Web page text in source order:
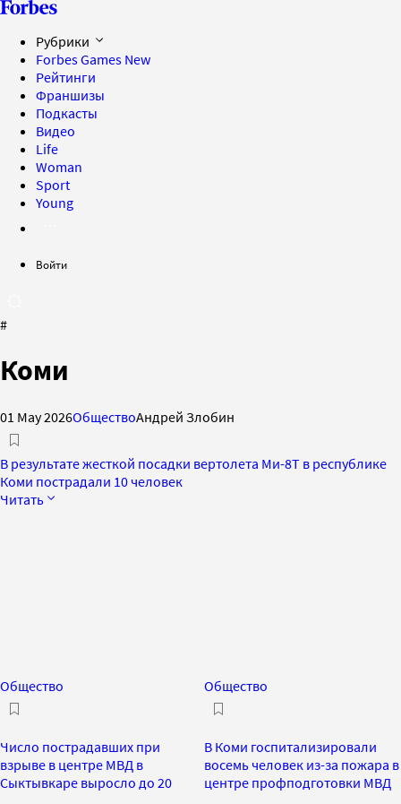
Рубрики
Forbes Games New
Рейтинги
Франшизы
Подкасты
Видео
Life
Woman
Sport
Young
Войти
#
Коми
01 May 2026ОбществоАндрей Злобин
В результате жесткой посадки вертолета Ми-8Т в республике
Коми пострадали 10 человек
Читать
Общество
Число пострадавших при
взрыве в центре МВД в
Сыктывкаре выросло до 20
Общество
В Коми госпитализировали
восемь человек из-за пожара в
центре профподготовки МВД